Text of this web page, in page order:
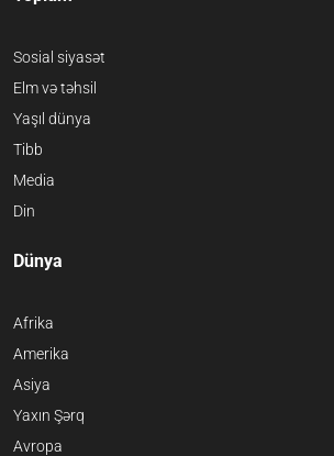
Sosial siyasət
Elm və təhsil
Yaşıl dünya
Tibb
Media
Din
Dünya
Afrika
Amerika
Asiya
Yaxın Şərq
Avropa